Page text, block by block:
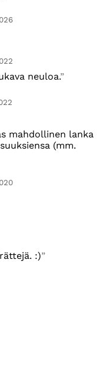
neuloa.
mahdollinen lanka
(mm.
:)